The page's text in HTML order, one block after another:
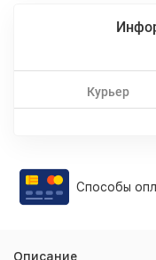
Курьер
Способы
Описание